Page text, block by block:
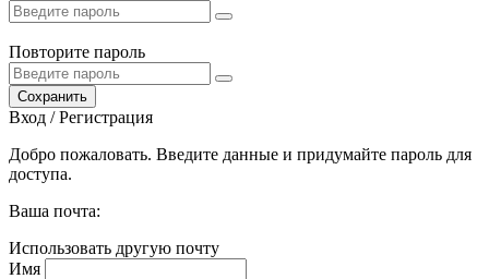
Повторите пароль
Сохранить
Вход / Регистрация
Добро пожаловать. Введите данные и придумайте пароль для
доступа.
Ваша почта:
Использовать другую почту
Имя